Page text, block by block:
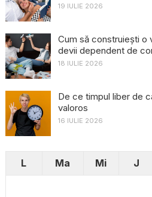
19 IULIE 2026
Cum să construiești o
devii dependent de
18 IULIE 2026
De ce timpul liber de
valoros
16 IULIE 2026
L Ma Mi J